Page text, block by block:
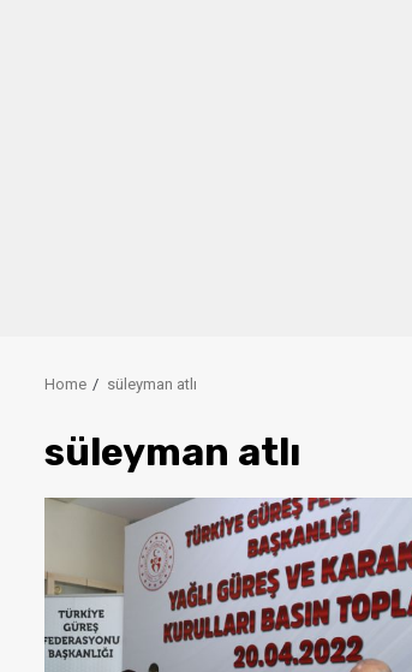
Home süleyman atlı
süleyman atlı